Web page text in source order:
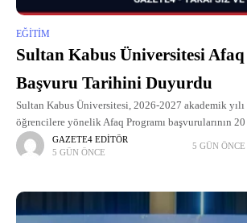
EĞITIM
Sultan Kabus Üniversitesi
Başvuru Tarihini Duyurdu
Sultan Kabus Üniversitesi, 2026-2027 akademik yılı
öğrencilere yönelik Afaq Programı başvurularının
başlayacağını duyurdu.
GAZETE4 EDITÖR
5 GÜN ÖNCE
5 GÜN ÖNCE